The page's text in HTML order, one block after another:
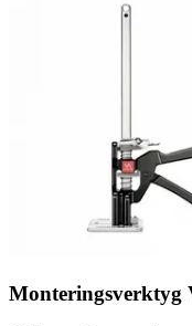
Monteringsverktyg